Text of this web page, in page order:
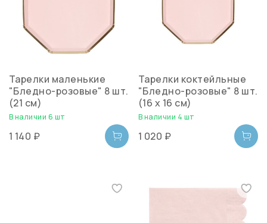
Тарелки маленькие
"Бледно-розовые" 8 шт.
(21 см)
В наличии 6 шт
1 140 ₽
Тарелки коктейльные
"Бледно-розовые" 8 шт.
(16 х 16 см)
В наличии 4 шт
1 020 ₽